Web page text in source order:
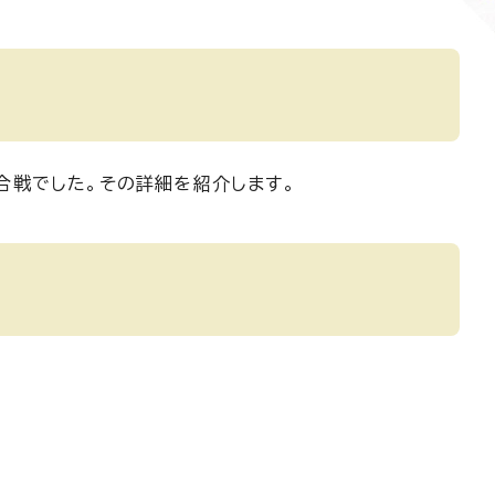
でした。その詳細を紹介します。